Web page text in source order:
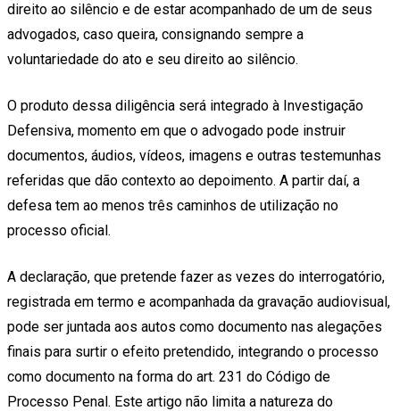
direito ao silêncio e de estar acompanhado de um de seus
advogados, caso queira, consignando sempre a
voluntariedade do ato e seu direito ao silêncio.
O produto dessa diligência será integrado à Investigação
Defensiva, momento em que o advogado pode instruir
documentos, áudios, vídeos, imagens e outras testemunhas
referidas que dão contexto ao depoimento. A partir daí, a
defesa tem ao menos três caminhos de utilização no
processo oficial.
A declaração, que pretende fazer as vezes do interrogatório,
registrada em termo e acompanhada da gravação audiovisual,
pode ser juntada aos autos como documento nas alegações
finais para surtir o efeito pretendido, integrando o processo
como documento na forma do art. 231 do Código de
Processo Penal. Este artigo não limita a natureza do